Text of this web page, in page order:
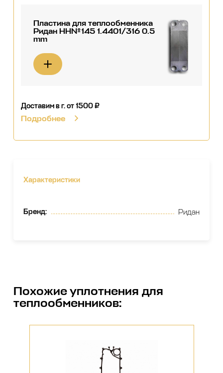
Пластина для теплообменника
Ридан НН№145 1.4401/316 0.5
mm
Доставим в г.от 1500 ₽
Подробнее
Характеристики
Бренд: Ридан
Похожиеуплотнения для
теплообменников: